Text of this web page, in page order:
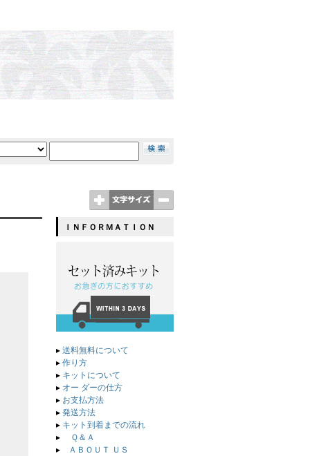
ＩＮＦＯＲＭＡＴＩＯＮ
▸ 送料無料について
▸ 作り方
▸ キットについて
▸ オー ダーの仕方
▸ お支払方法
▸ 発送方法
▸ キット到着までの流れ
▸
Ｑ＆Ａ
▸
ＡＢＯＵＴ ＵＳ